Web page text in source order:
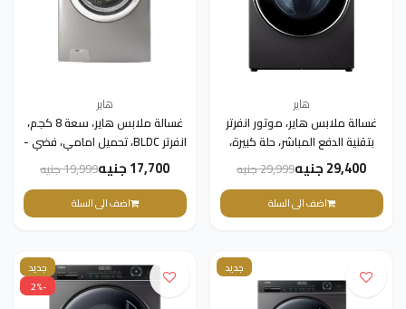
هاير
غسالة ملابس هاير، موتور انفرتر
بتقنية الدفع المباشر، حلة كبيرة،
10.5 كجم، 1400 لفة في الدقيقة،
فضي - HW100-B14979S8
29,400 جنيه 29,999 جنيه
اضف الى السلة
هاير
غسالة ملابس هاير، سعة 8 كجم،
انفرتر BLDC، تحميل امامي، فضي -
HW80-BP14929AS6
17,700 جنيه 19,999 جنيه
اضف الى السلة
جديد
جديد
-2%